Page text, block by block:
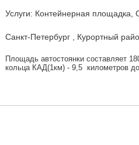
Услуги: Контейнерная площадка,
Санкт-Петербург , Курортный
Площадь автостоянки составляет
кольца КАД(1км) - 9,5 километров